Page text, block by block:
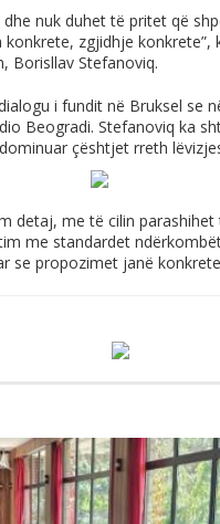
nuk duhet të pritet që
zgjidhje konkrete”,
Borisllav Stefanoviq.
i fundit në Bruksel se
Beogradi. Stefanoviq ka
çështjet rreth
detaj, me të cilin
me standardet
se propozimet janë